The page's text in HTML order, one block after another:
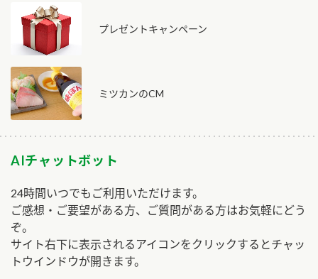
プレゼントキャンペーン
ミツカンのCM
AIチャットボット
24時間いつでもご利用いただけます。
ご感想・ご要望がある方、ご質問がある方はお気軽にどう
ぞ。
サイト右下に表示されるアイコンをクリックするとチャッ
トウインドウが開きます。